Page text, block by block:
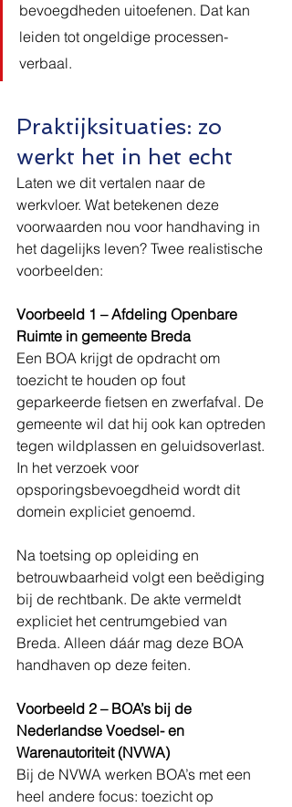
bevoegdheden uitoefenen. Dat kan
leiden tot ongeldige processen-
verbaal.
Praktijksituaties: zo
werkt het in het echt
Laten we dit vertalen naar de
werkvloer. Wat betekenen deze
voorwaarden nou voor handhaving in
het dagelijks leven? Twee realistische
voorbeelden:
Voorbeeld 1 – Afdeling Openbare
Ruimte in gemeente Breda
Een BOA krijgt de opdracht om
toezicht te houden op fout
geparkeerde fietsen en zwerfafval. De
gemeente wil dat hij ook kan optreden
tegen wildplassen en geluidsoverlast.
In het verzoek voor
opsporingsbevoegdheid wordt dit
domein expliciet genoemd.
Na toetsing op opleiding en
betrouwbaarheid volgt een beëdiging
bij de rechtbank. De akte vermeldt
expliciet het centrumgebied van
Breda. Alleen dáár mag deze BOA
handhaven op deze feiten.
Voorbeeld 2 – BOA’s bij de
Nederlandse Voedsel- en
Warenautoriteit (NVWA)
Bij de NVWA werken BOA’s met een
heel andere focus: toezicht op